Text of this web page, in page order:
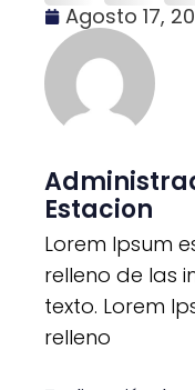
Agosto 17,
Estacion
Lorem Ipsum
relleno de las
texto. Lorem
relleno